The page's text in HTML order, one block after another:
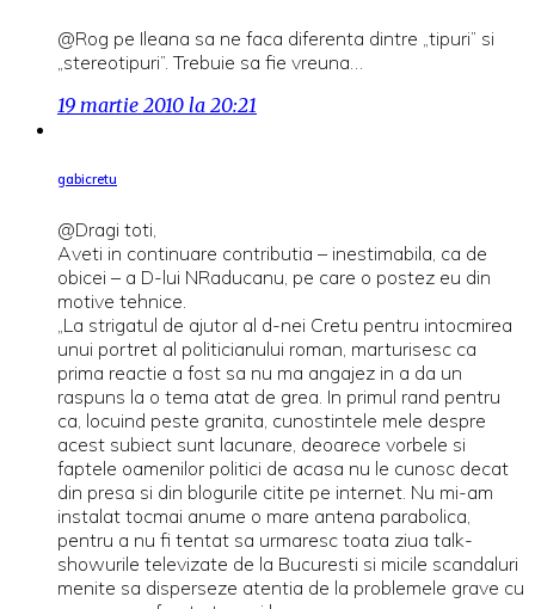
@Rog pe Ileana sa ne faca diferenta dintre „tipuri” si
„stereotipuri”. Trebuie sa fie vreuna…
19 martie 2010 la 20:21
gabicretu
@Dragi toti,
Aveti in continuare contributia – inestimabila, ca de
obicei – a D-lui NRaducanu, pe care o postez eu din
motive tehnice.
„La strigatul de ajutor al d-nei Cretu pentru intocmirea
unui portret al politicianului roman, marturisesc ca
prima reactie a fost sa nu ma angajez in a da un
raspuns la o tema atat de grea. In primul rand pentru
ca, locuind peste granita, cunostintele mele despre
acest subiect sunt lacunare, deoarece vorbele si
faptele oamenilor politici de acasa nu le cunosc decat
din presa si din blogurile citite pe internet. Nu mi-am
instalat tocmai anume o mare antena parabolica,
pentru a nu fi tentat sa urmaresc toata ziua talk-
showurile televizate de la Bucuresti si micile scandaluri
menite sa disperseze atentia de la problemele grave cu